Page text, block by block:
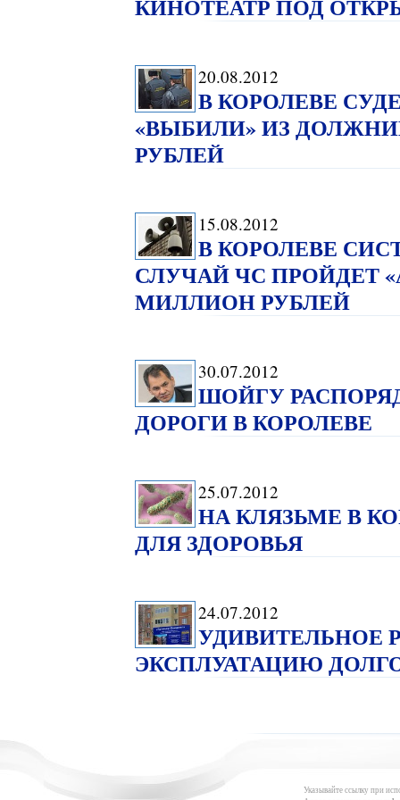
КИНОТЕАТР ПОД
20.08.2012
В КОРОЛЕВЕ
«ВЫБИЛИ» ИЗ
РУБЛЕЙ
15.08.2012
В КОРОЛЕВЕ
СЛУЧАЙ ЧС ПРОЙДЕТ
МИЛЛИОН РУБЛЕЙ
30.07.2012
ШОЙГУ
ДОРОГИ В КОРОЛЕВЕ
25.07.2012
НА КЛЯЗЬМЕ В
ДЛЯ ЗДОРОВЬЯ
24.07.2012
УДИВИТЕЛЬНОЕ
ЭКСПЛУАТАЦИЮ
Указывайте ссылку при